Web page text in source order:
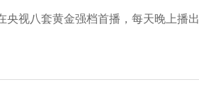
央视八套黄金强档首播，每天晚上播出